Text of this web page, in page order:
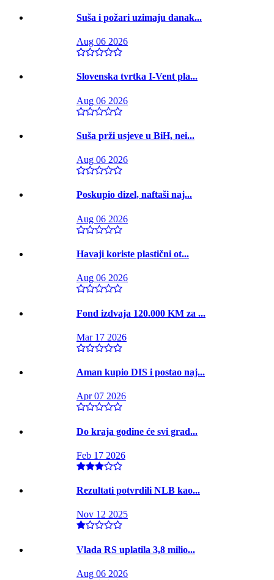
Suša i požari uzimaju danak...
Aug 06 2026
Slovenska tvrtka I-Vent pla...
Aug 06 2026
Suša prži usjeve u BiH, nei...
Aug 06 2026
Poskupio dizel, naftaši naj...
Aug 06 2026
Havaji koriste plastični ot...
Aug 06 2026
Fond izdvaja 120.000 KM za ...
Mar 17 2026
Aman kupio DIS i postao naj...
Apr 07 2026
Do kraja godine će svi grad...
Feb 17 2026
Rezultati potvrdili NLB kao...
Nov 12 2025
Vlada RS uplatila 3,8 milio...
Aug 06 2026